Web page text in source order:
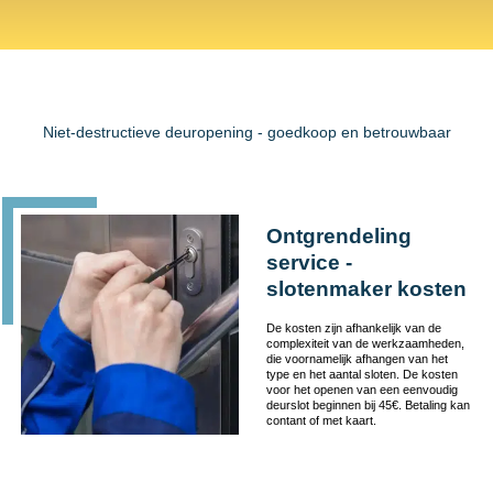
Niet-destructieve deuropening - goedkoop en betrouwbaar
Ontgrendeling
service -
slotenmaker kosten
De kosten zijn afhankelijk van de
complexiteit van de werkzaamheden,
die voornamelijk afhangen van het
type en het aantal sloten. De kosten
voor het openen van een eenvoudig
deurslot beginnen bij 45€. Betaling kan
contant of met kaart.